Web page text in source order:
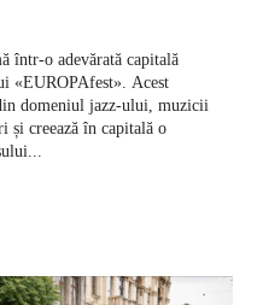
într-o adevărată capitală
«EUROPAfest». Acest
domeniul jazz-ului, muzicii
și creează în capitală o